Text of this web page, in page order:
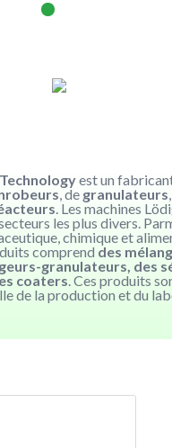
est un
, de granulateurs
. Les machines
les plus divers.
chimique et
comprend des
granulateurs, des
coaters . Ces produits
de la production et du